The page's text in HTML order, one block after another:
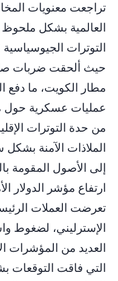
1.31000
TP
تراجعت معنويات
العالمية بشكل
التوترات
حيث ألحقت ضربات
مطار الكويت، ما دفع
عمليات عسكرية حول
من حدة التوترات
الملاذات الآمنة
إلى الأصول المقومة
ارتفاع مؤشر
تعرضت العملات
الإسترليني، لضغوط
العديد من المؤشرات
التي فاقت